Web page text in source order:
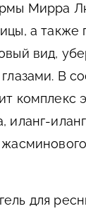
Мирра
а также
вид,
В
комплекс
иланг-
для